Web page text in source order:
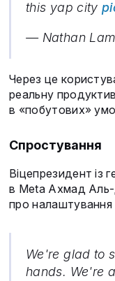
this yap city
— Nathan
Через це
реальну
в «побутових»
Спростування
Віцепрезидент із
в Meta Ахмад Аль-
про налаштування
We're glad to
hands. We're